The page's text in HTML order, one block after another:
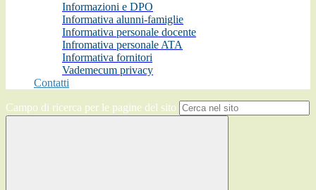
Informazioni e DPO
Informativa alunni-famiglie
Informativa personale docente
Infromativa personale ATA
Informativa fornitori
Vademecum privacy
Contatti
Campo di ricerca per le pagine del sito